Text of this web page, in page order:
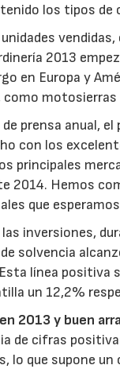
los tipos de
2013
en Europa y
motosierras
prensa anual,
con los
principales
2014. Hemos
que
las inversiones,
solvencia
línea positiva
un 12,2%
2013 y buen
de cifras
lo que supone